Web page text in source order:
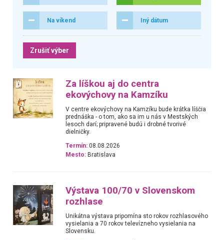
Na víkend Iný dátum
Zrušiť výber
Za líškou aj do centra
ekovýchovy na Kamzíku
V centre ekovýchovy na Kamzíku bude krátka líščia
prednáška - o tom, ako sa im u nás v Mestských
lesoch darí; pripravené budú i drobné tvorivé
dielničky.
Termín: 08.08.2026
Mesto: Bratislava
Výstava 100/70 v Slovenskom
rozhlase
Unikátna výstava pripomína sto rokov rozhlasového
vysielania a 70 rokov televízneho vysielania na
Slovensku.